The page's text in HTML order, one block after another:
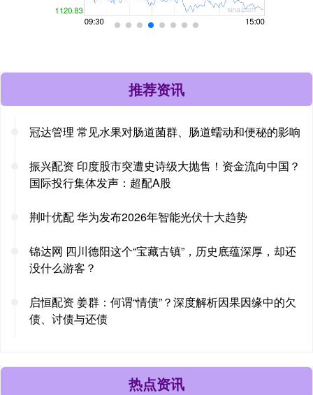
推荐资讯
冠达管理 常见水果对肠道菌群、肠道蠕动和便秘的影响
振兴配资 印度股市突遭史诗级大抛售！资金流向中国？
国际投行集体发声：超配A股
荆叶优配 华为发布2026年智能光伏十大趋势
锦达网 四川德阳这个“宝藏古镇”，历史底蕴深厚，却还
没什么游客？
启恒配资 姜群：何谓“情债”？深度解析因果因缘中的欠
债、讨债与还债
热点资讯